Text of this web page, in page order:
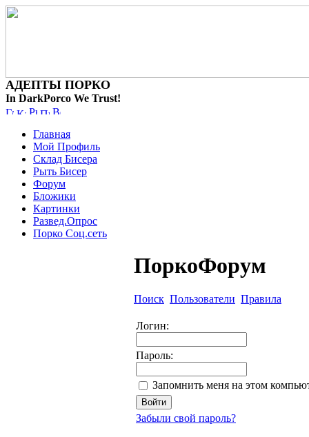
АДЕПТЫ ПОРКО
In DarkPorco We Trust!
Главная
Мой Профиль
Склад Бисера
Рыть Бисер
Форум
Бложики
Картинки
Развед.Опрос
Порко Соц.сеть
ПоркоФорум
Поиск Пользователи Правила
Логин:
Пароль:
Запомнить меня на этом
Забыли свой пароль?